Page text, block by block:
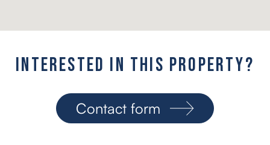
Interested in this property?
Contact form